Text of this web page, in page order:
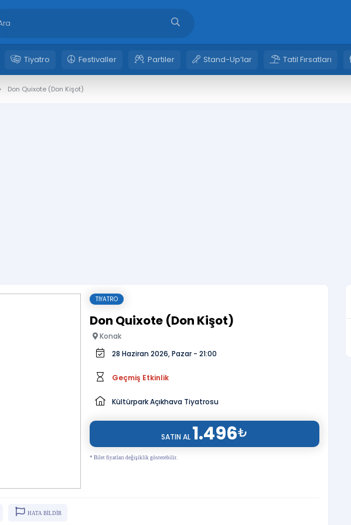
Tiyatro Festivaller Partiler Stand-Up’lar Tatil Fırsatları
Don Quixote (Don Kişot)
TIYATRO
Don Quixote (Don Kişot)
Konak
28 Haziran 2026, Pazar - 21:00
Geçmiş Etkinlik
Kültürpark Açıkhava Tiyatrosu
SATIN AL 1.496₺
* Bilet fiyatları değişiklik gösterebilir.
HATA BİLDİR